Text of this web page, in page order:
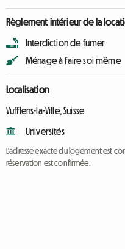
Règlement intérieur de la
Interdiction de fumer
Ménage à faire soi même
Localisation
Vufflens-la-Ville, Suisse
Universités
L'adresse exacte du logement est
réservation est confirmée.